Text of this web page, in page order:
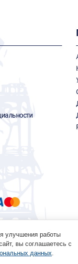
данных
улучшения работы
вы соглашаетесь с
данных.